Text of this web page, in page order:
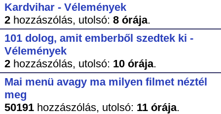
Kardvihar - Vélemények
2hozzászólás, utolsó: 8 órája.
101 dolog, amit emberből szedtek ki -
Vélemények
2hozzászólás, utolsó: 10 órája.
Mai menü avagy ma milyen filmet néztél
meg
50191hozzászólás, utolsó: 11 órája.